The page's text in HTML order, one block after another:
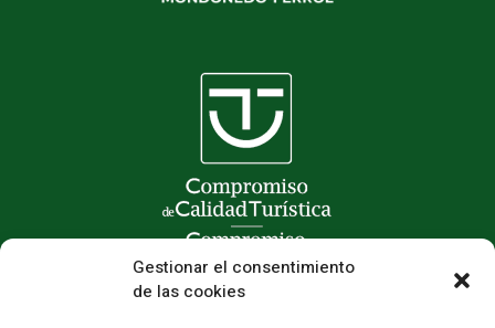
Gestionar el consentimiento
de las cookies